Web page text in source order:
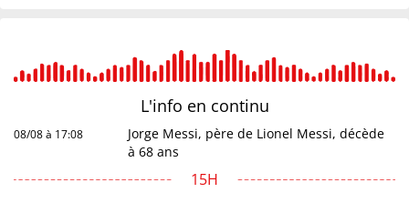
L'info en continu
08/08 à 17:08
Jorge Messi, père de Lionel Messi, décède
à 68 ans
15H